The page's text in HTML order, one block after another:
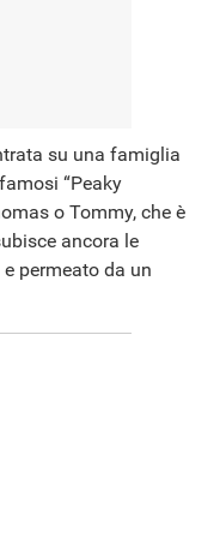
su una famiglia
“Peaky
o Tommy, che è
ancora le
permeato da un